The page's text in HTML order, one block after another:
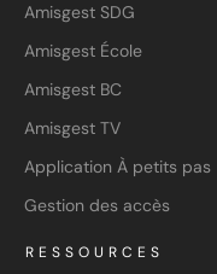
Amisgest SDG
Amisgest École
Amisgest BC
Amisgest TV
Application À petits pas
Gestion des accès
RESSOURCES